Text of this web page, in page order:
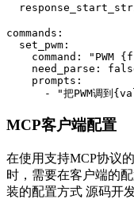
commands:
  set_pwm:
command: "PWM
need_parse:
    prompts:
MCP客户端配置
在使用支持MCP协议的
时，需要在客户端的
装的配置方式 源码开